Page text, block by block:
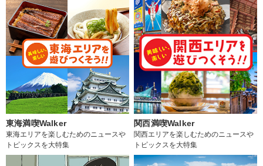
東海満喫Walker
東海エリアを楽しむためのニュースや
トピックスを大特集
関西満喫Walker
関西エリアを楽しむためのニュースや
トピックスを大特集